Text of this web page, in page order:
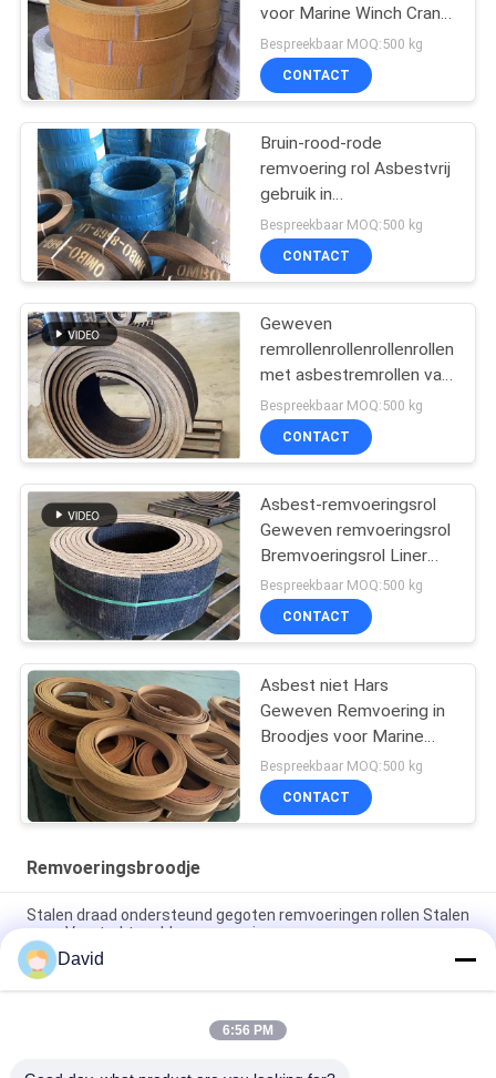
voor Marine Winch Crane
Hoist Tractor-Olieveld
Bespreekbaar MOQ:500 kg
CONTACT
Bruin-rood-rode
remvoering rol Asbestvrij
gebruik in
windglastrekkers
Remvoering
Bespreekbaar MOQ:500 kg
CONTACT
Geweven
remrollenrollenrollenrollen
met asbestremrollen van
koper
Bespreekbaar MOQ:500 kg
CONTACT
Asbest-remvoeringsrol
Geweven remvoeringsrol
Bremvoeringsrol Liner
met koper
Bespreekbaar MOQ:500 kg
CONTACT
Asbest niet Hars
Geweven Remvoering in
Broodjes voor Marine
Winch Brake Lining Roll
Bespreekbaar MOQ:500 kg
CONTACT
Remvoeringsbroodje
Stalen draad ondersteund gegoten remvoeringen rollen Stalen
gaas Versterkte rubberremvoeringen
High Temperature Range -40C To 300C Brake Lining Roll with
ISO9001 Certification and 2mm Thickness
Automotive Brake System Friction Roll 100mm Width for
David
6:56 PM